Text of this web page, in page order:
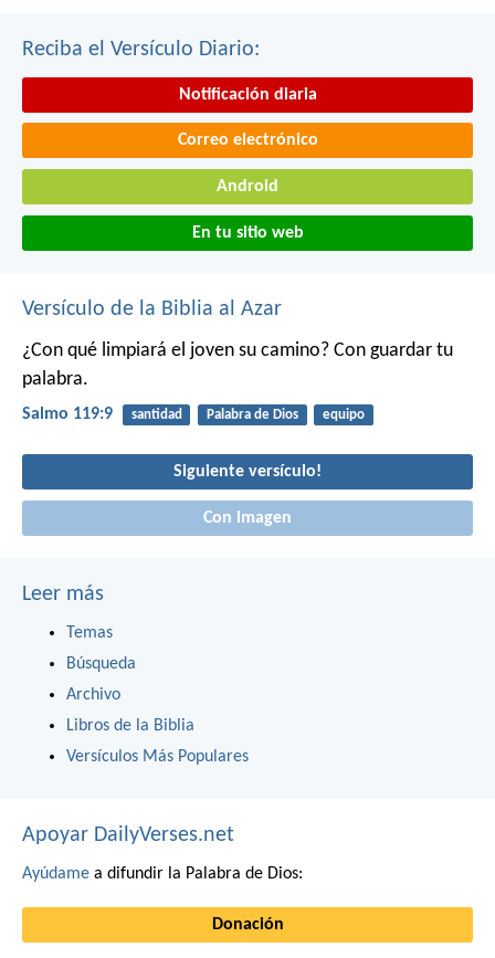
Reciba el Versículo Diario:
Notificación diaria
Correo electrónico
Android
En tu sitio web
Versículo de la Biblia al Azar
¿Con qué limpiará el joven su camino? Con guardar tu
palabra.
Salmo 119:9 santidad Palabra de Dios equipo
Siguiente versículo!
Con imagen
Leer más
Temas
Búsqueda
Archivo
Libros de la Biblia
Versículos Más Populares
Apoyar DailyVerses.net
Ayúdame a difundir la Palabra de Dios:
Donación